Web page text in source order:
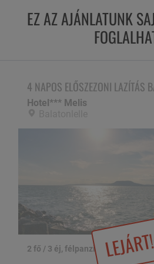
4 NAPOS ELŐSZEZONI LAZÍTÁS
EZ AZ AJÁNLATUNK
LEJÁRT!
4 NAPOS ELŐSZEZONI LAZÍTÁS
Hotel*** Melis
2 fő / 3 éj, félpanzióval